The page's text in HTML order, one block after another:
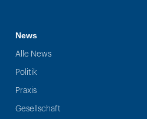
News
Alle News
Politik
Praxis
Gesellschaft